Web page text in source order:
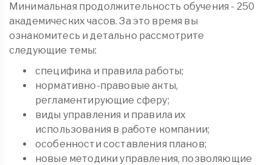
Минимальная продолжительность обучения - 250
академических часов. За это время вы
ознакомитесь и детально рассмотрите
следующие темы:
специфика и правила работы;
нормативно-правовые акты,
регламентирующие сферу;
виды управления и правила их
использования в работе компании;
особенности составления планов;
новые методики управления, позволяющие